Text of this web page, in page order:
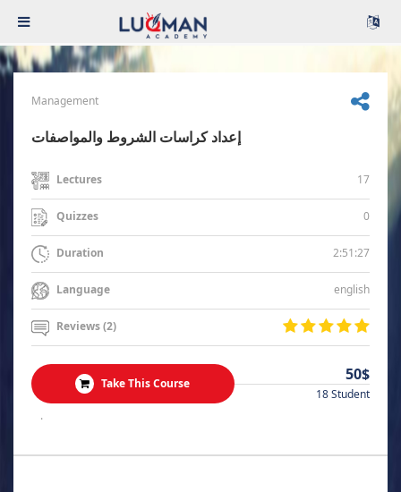
Management
إعداد كراسات الشروط والمواصفات
Lectures 17
Quizzes 0
Duration 2:51:27
Language english
Reviews (2)
Take This Course 50$
18 Student
.